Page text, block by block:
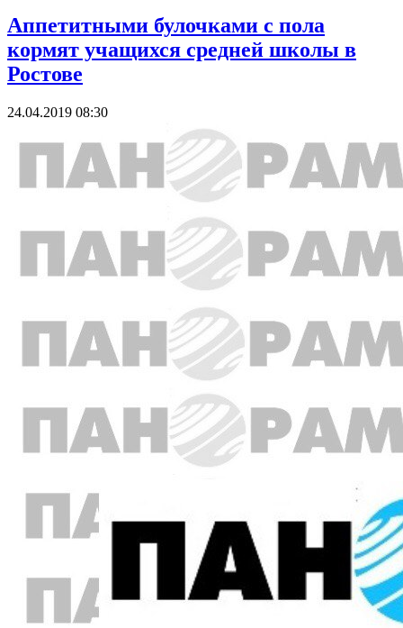
Аппетитными булочками с пола
кормят учащихся средней школы в
Ростове
24.04.2019 08:30